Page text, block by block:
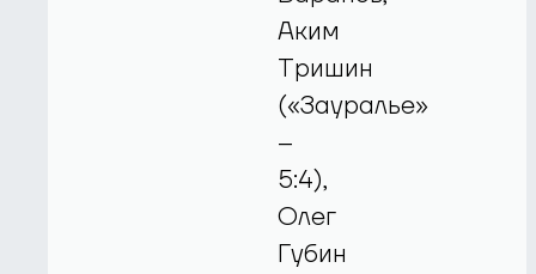
Аким
Тришин
(«Зауралье»
–
5:4),
Олег
Губин